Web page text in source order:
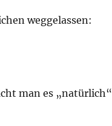
weggelassen:
man es „natürlich“